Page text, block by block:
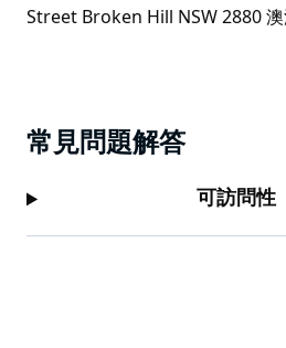
常見問題解答
可訪問性